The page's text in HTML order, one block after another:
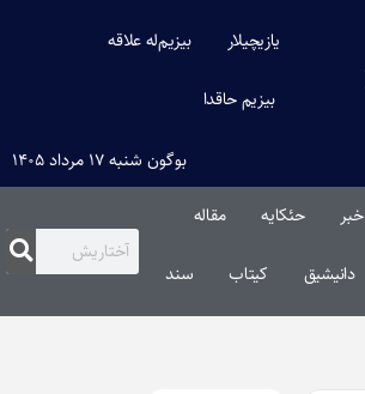
یازیچیلار بیزیم‌له علاقه
بیزیم حاقدا
بوگون شنبه ۱۷ مرداد ۱۴۰۵
خبر حئکایه مقاله‌
دانیشیق کیتاب سند